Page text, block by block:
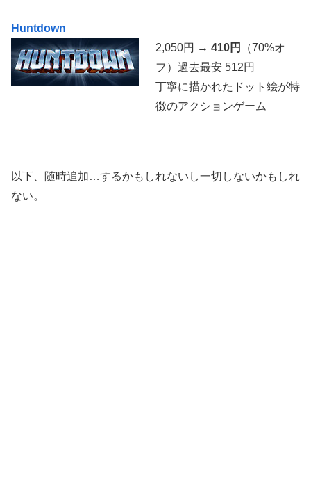
Huntdown
2,050円 → 410円
（70%オ
フ）過去最安 512円
丁寧に描かれたドット絵が特
徴のアクションゲーム
以下、随時追加…するかもしれないし一切しないかもしれ
ない。